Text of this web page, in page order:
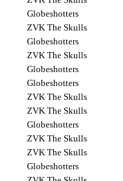
Globeshotters
ZVK The Skulls
Globeshotters
ZVK The Skulls
Globeshotters
Globeshotters
ZVK The Skulls
ZVK The Skulls
Globeshotters
ZVK The Skulls
ZVK The Skulls
Globeshotters